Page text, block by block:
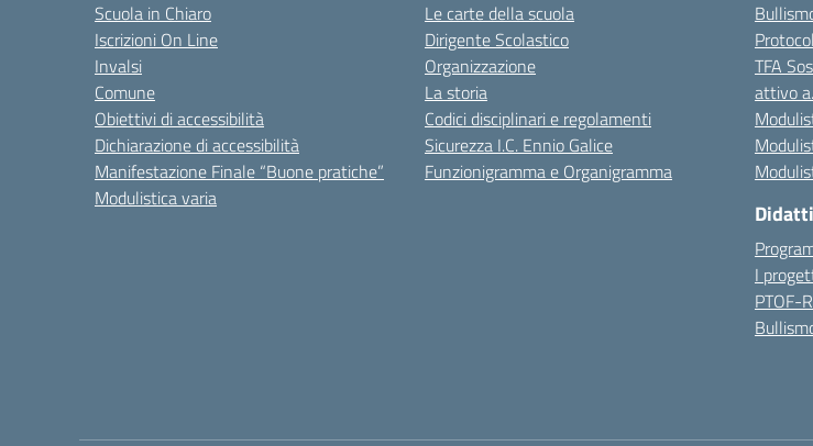
Scuola in Chiaro
Iscrizioni On Line
Invalsi
Comune
Obiettivi di accessibilità
Dichiarazione di accessibilità
Manifestazione Finale “Buone pratiche”
Modulistica varia
Le carte della scuola
Dirigente Scolastico
Organizzazione
La storia
Codici disciplinari e regolamenti
Sicurezza I.C. Ennio Galice
Funzionigramma e Organigramma
TFA
attivo
I
PTOF-